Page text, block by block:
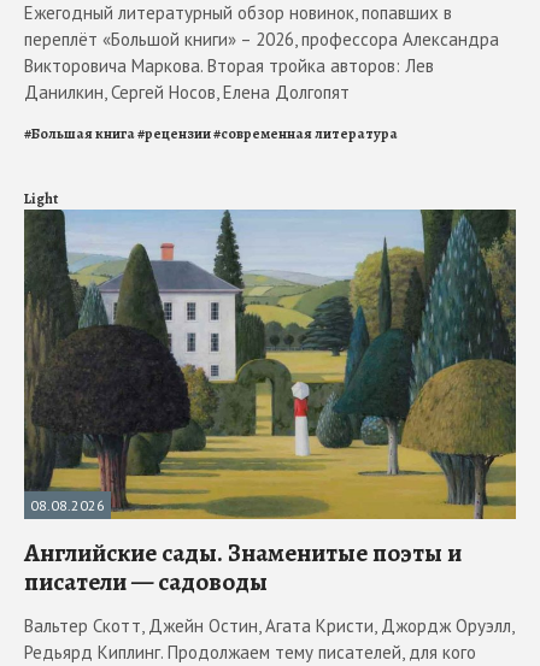
Ежегодный литературный обзор новинок, попавших в
переплёт «Большой книги» – 2026, профессора Александра
Викторовича Маркова. Вторая тройка авторов: Лев
Данилкин, Сергей Носов, Елена Долгопят
#Большая книга#рецензии#современная литература
Light
08.08.2026
Английские сады. Знаменитые поэты и
писатели — садоводы
Вальтер Скотт, Джейн Остин, Агата Кристи, Джордж Оруэлл,
Редьярд Киплинг. Продолжаем тему писателей, для кого